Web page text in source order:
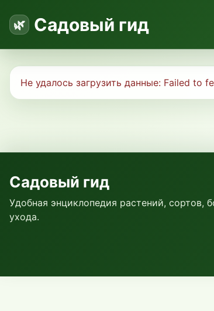
Садовый гид
Не удалось загрузить данные: Failed to
Садовый гид
Удобная энциклопедия растений, сортов,
ухода.